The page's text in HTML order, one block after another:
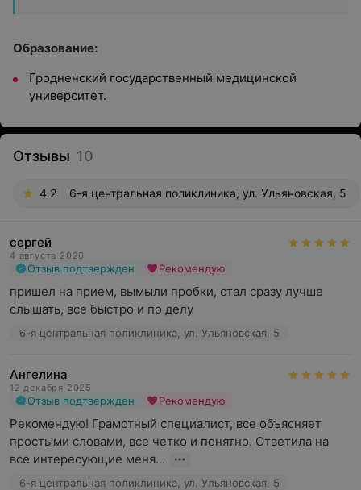
Образование:
Гродненский государственный медицинской
университет.
Отзывы 10
4.2 6-я центральная поликлиника, ул. Ульяновская, 5
сергей
4 августа 2026
Отзыв подтвержден Рекомендую
пришел на прием, вымыли пробки, стал сразу лучше
слышать, все быстро и по делу
6-я центральная поликлиника, ул. Ульяновская, 5
Ангелина
12 декабря 2025
Отзыв подтвержден Рекомендую
Рекомендую! Грамотный специалист, все объясняет
простыми словами, все четко и понятно. Ответила на
все интересующие меня...
6-я центральная поликлиника, ул. Ульяновская, 5